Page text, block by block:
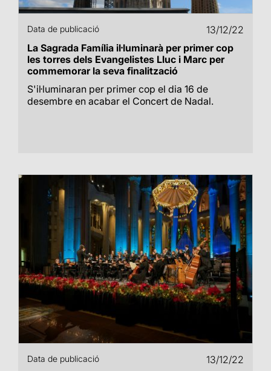
Data de publicació
13/12/22
La Sagrada Família il·luminarà per primer cop
les torres dels Evangelistes Lluc i Marc per
commemorar la seva finalització
S'il·luminaran per primer cop el dia 16 de
desembre en acabar el Concert de Nadal.
Data de publicació
13/12/22